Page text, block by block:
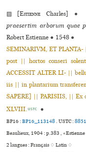
▨ [Estienne Charles] ●
praesertim arborum quae
Robert Estienne ● 1548 ●
SEMINARIVM, ET
post || hortos conseri
ACCESSIT ALTER LI- ||
iis || in plantarium
SAPERE] || PARISIIS, || Ex
XLVIII. USTC ●
BP16 :BP16_113148.USTC :
Beaulieux, 1904 : p.383 , «Estienne
2 langues :Français ♢Latin ♢